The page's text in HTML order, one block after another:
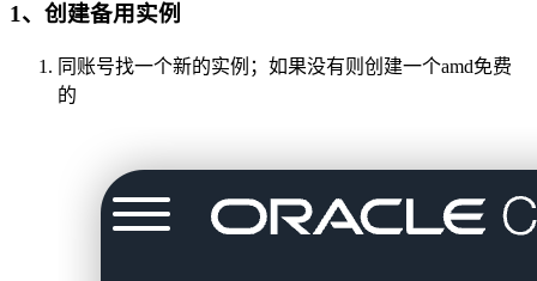
1、创建备用实例
同账号找一个新的实例；如果没有则创建一个amd免费
的